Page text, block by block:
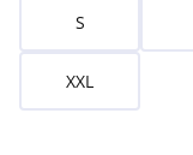
S
XXL